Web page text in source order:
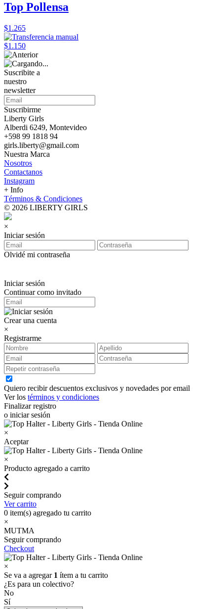
Top Pollensa
$1.265
$1.150
Suscribite a
nuestro
newsletter
Suscribirme
Liberty Girls
Alberdi 6249, Montevideo
+598 99 1818 94
girls.liberty@gmail.com
Nuestra Marca
Nosotros
Contactanos
Instagram
+ Info
Términos & Condiciones
© 2026 LIBERTY GIRLS
×
Iniciar sesión
Olvidé mi contraseña
Iniciar sesión
Continuar como invitado
Crear una cuenta
×
Registrarme
Quiero recibir descuentos exclusivos y novedades por email
Ver los términos y condiciones
Finalizar registro
o iniciar sesión
×
Aceptar
×
Producto agregado a carrito
Seguir comprando
Ver carrito
0 item(s) agregado tu carrito
×
MUTMA
Seguir comprando
Checkout
×
Se va a agregar 1 ítem a tu carrito
¿Es para un colectivo?
No
Sí